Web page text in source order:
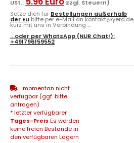
USt.:
zzgl. Steuern) .
Setze dich für Bestellungen außerhalb
der EU bitte per e-Mail an kontakt@yerd.de
kurz mit uns in Verbindung ...
...oder perWhatsApp (NUR Chat!):
+491796159552
momentan nicht
verfügbar (ggf. bitte
anfragen)
* letzter verfügbarer
Tages-Preis Es werden
keine freien Bestände in
den verfügbaren Lägern